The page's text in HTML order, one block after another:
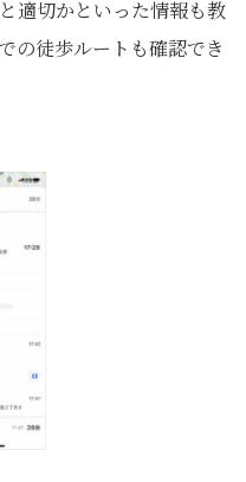
適切かといった情報も教
の徒歩ルートも確認でき